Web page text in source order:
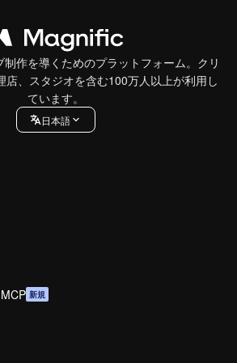
作を導くためのプラットフォーム。クリ
店、スタジオを含む100万人以上が利用し
ています。
日本語
新規